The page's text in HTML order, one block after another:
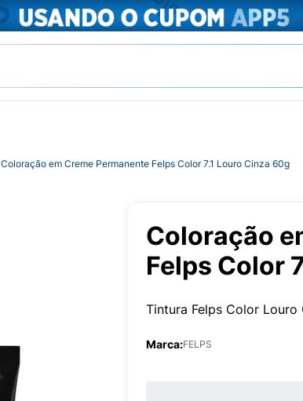
Coloração em Creme Permanente Felps Color 7.1 Louro Cinza 60g
Coloração
Felps Color
Tintura Felps Color Louro
Marca:FELPS